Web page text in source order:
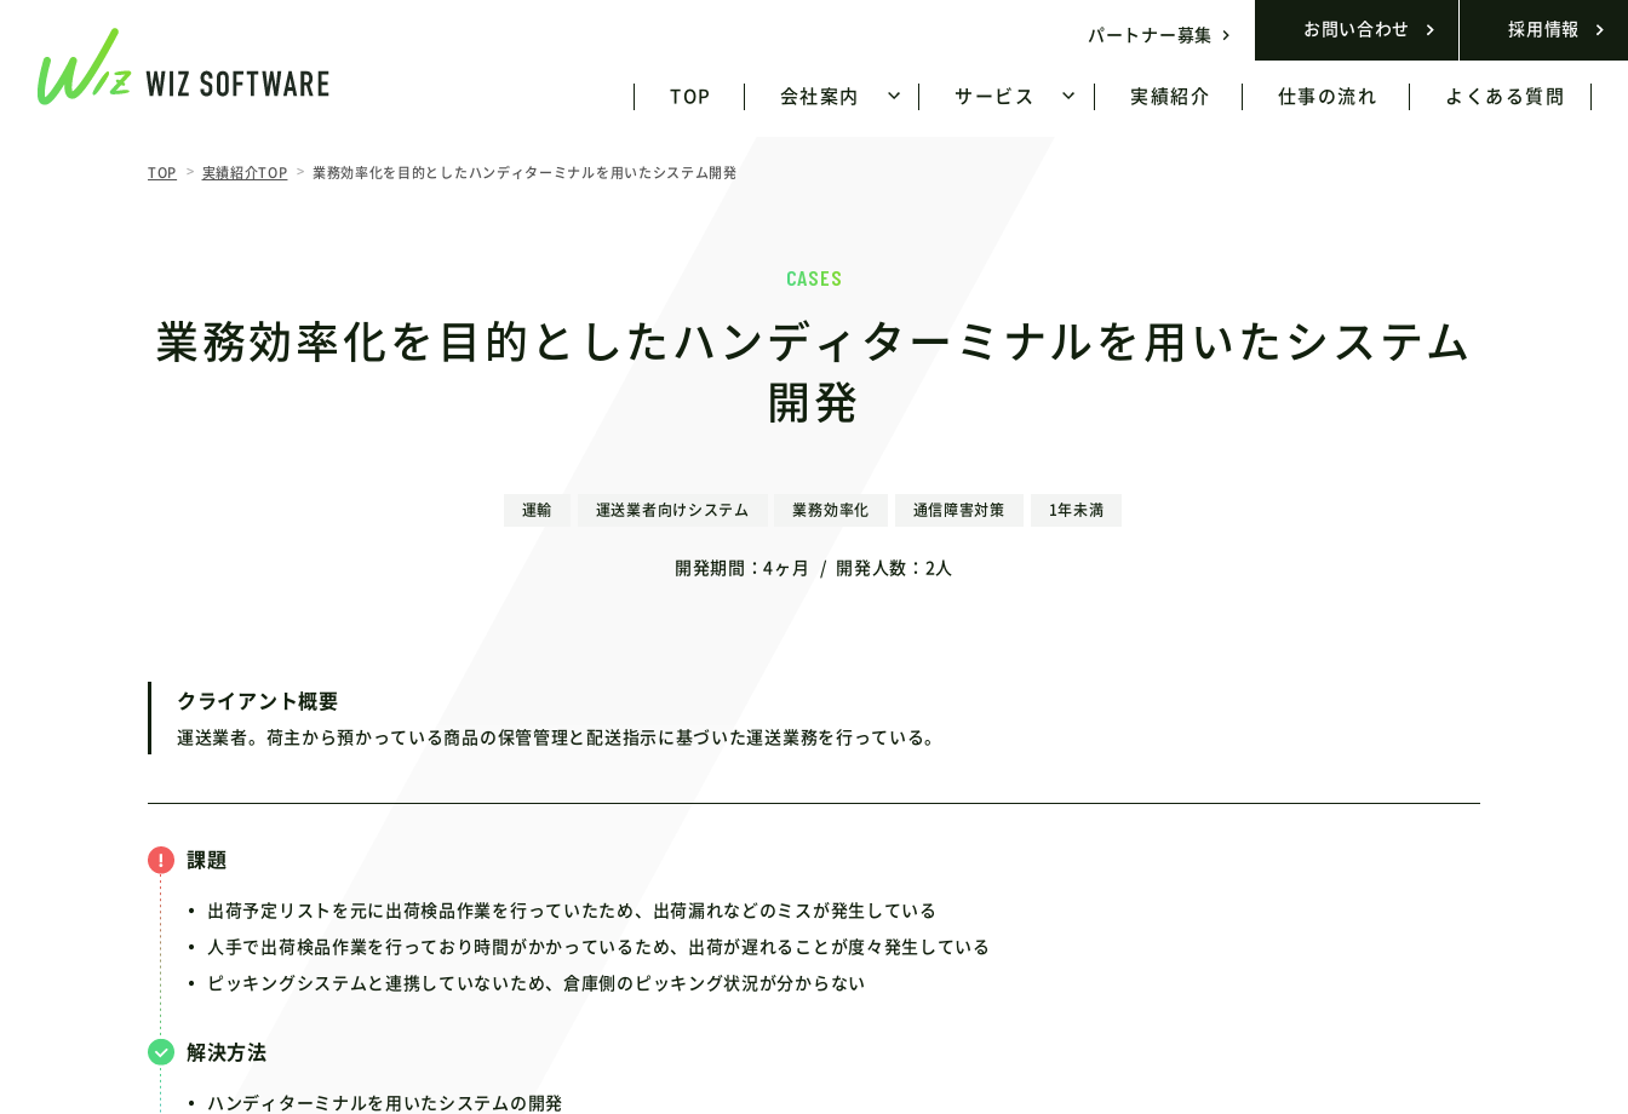
TOP 会社案内 サービス 実績紹介 仕事の流れ よくある質問
パートナー募集 お問い合わせ 採用情報
TOP 実績紹介TOP 業務効率化を目的としたハンディターミナルを用いたシステム開発
CASES
業務効率化を目的としたハンディターミナルを用いたシステム
開発
運輸 運送業者向けシステム 業務効率化 通信障害対策 1年未満
開発期間 4ヶ月 開発人数 2人
クライアント概要
運送業者。荷主から預かっている商品の保管管理と配送指示に基づいた運送業務を行っている。
課題
出荷予定リストを元に出荷検品作業を行っていたため、出荷漏れなどのミスが発生している
人手で出荷検品作業を行っており時間がかかっているため、出荷が遅れることが度々発生している
ピッキングシステムと連携していないため、倉庫側のピッキング状況が分からない
解決方法
ハンディターミナルを用いたシステムの開発